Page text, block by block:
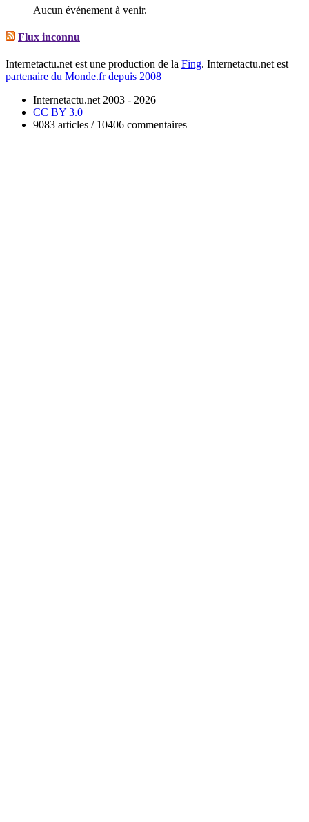
Aucun événement à venir.
Flux inconnu
Internetactu.net est une production de la Fing. Internetactu.net est
partenaire du Monde.fr depuis 2008
Internetactu.net 2003 - 2026
CC BY 3.0
9083 articles / 10406 commentaires